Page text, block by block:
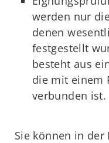
werden nur
denen
festgestellt
besteht aus
die mit einem
verbunden ist.
Sie können in der